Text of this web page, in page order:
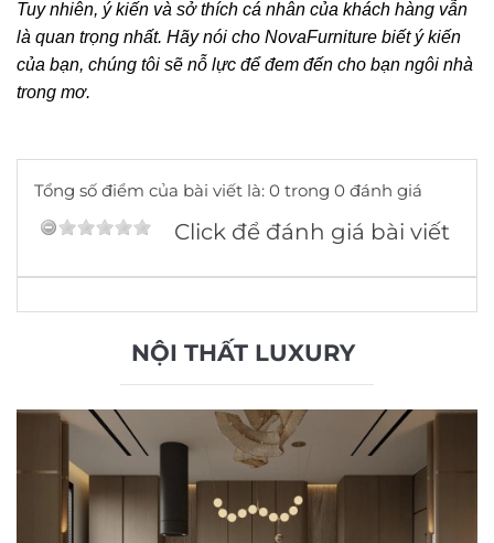
Tuy nhiên, ý kiến và sở thích cá nhân của khách hàng vẫn
là quan trọng nhất. Hãy nói cho NovaFurniture biết ý kiến
của bạn, chúng tôi sẽ nỗ lực để đem đến cho bạn ngôi nhà
trong mơ.
Tổng số điểm của bài viết là: 0 trong 0 đánh giá
Click để đánh giá bài viết
NỘI THẤT LUXURY